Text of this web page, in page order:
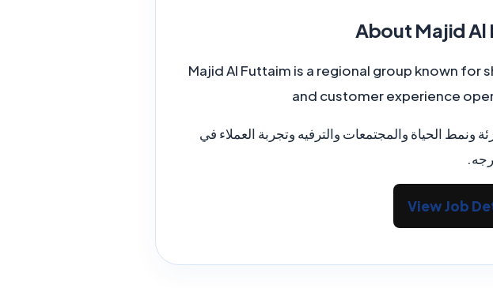
Majid Al Futtaim is a regional group known
and customer experience
الحياة والمجتمعات والترفيه وتجربة العملاء في